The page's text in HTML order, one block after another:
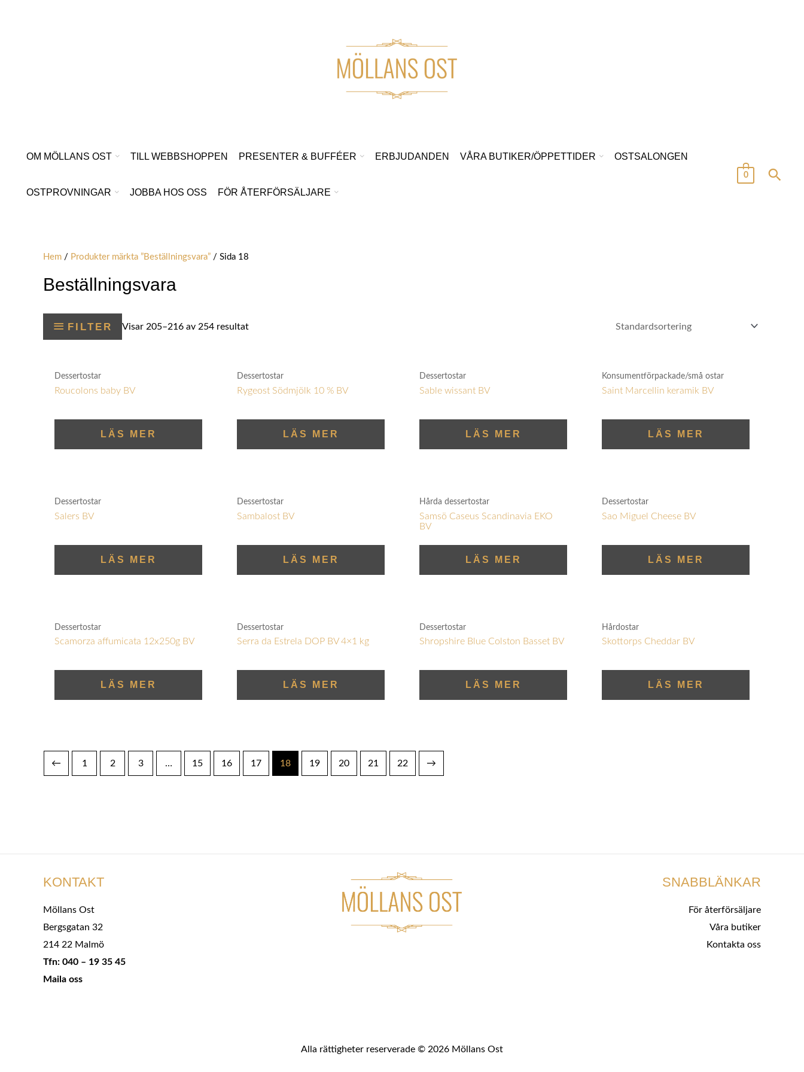
OM MÖLLANS OST TILL WEBBSHOPPEN PRESENTER & BUFFÉER ERBJUDANDEN VÅRA BUTIKER/ÖPPETTIDER OSTSALONGEN
OSTPROVNINGAR JOBBA HOS OSS FÖR ÅTERFÖRSÄLJARE
0
Hem / Produkter märkta ”Beställningsvara” / Sida 18
Beställningsvara
FILTER Visar 205–216 av 254 resultat
Dessertostar
Roucolons baby BV
LÄS MER
Dessertostar
Rygeost Södmjölk 10 % BV
LÄS MER
Dessertostar
Sable wissant BV
LÄS MER
Konsumentförpackade/små ostar
Saint Marcellin keramik BV
LÄS MER
Dessertostar
Salers BV
LÄS MER
Dessertostar
Sambalost BV
LÄS MER
Hårda dessertostar
Samsö Caseus Scandinavia EKO
BV
LÄS MER
Dessertostar
Sao Miguel Cheese BV
LÄS MER
Dessertostar
Scamorza affumicata 12x250g BV
LÄS MER
Dessertostar
Serra da Estrela DOP BV 4×1 kg
LÄS MER
Dessertostar
Shropshire Blue Colston Basset BV
LÄS MER
Hårdostar
Skottorps Cheddar BV
LÄS MER
← 1 2 3 … 15 16 17 18 19 20 21 22 →
KONTAKT
Möllans Ost
Bergsgatan 32
214 22 Malmö
Tfn: 040 – 19 35 45
Maila oss
SNABBLÄNKAR
För återförsäljare
Våra butiker
Kontakta oss
Alla rättigheter reserverade © 2026 Möllans Ost